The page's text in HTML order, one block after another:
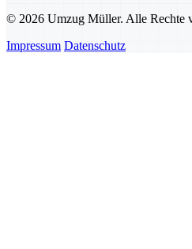
© 2026 Umzug Müller. Alle Rechte
Impressum Datenschutz